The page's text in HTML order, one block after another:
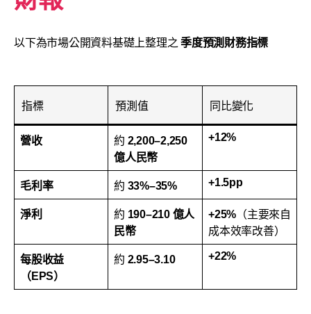
以下為市場公開資料基礎上整理之季度預測財務指標
指標 預測值 同比變化
營收 約 2,200–2,250
億人民幣
+12%
毛利率 約 33%–35% +1.5pp
淨利 約 190–210 億人
民幣
+25% （主要來自
成本效率改善）
每股收益
（EPS）
約 2.95–3.10 +22%